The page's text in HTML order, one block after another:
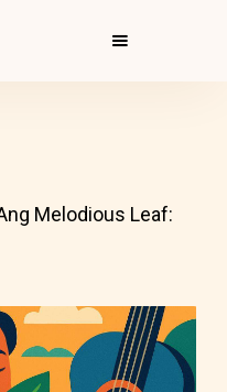
Melodious Leaf: